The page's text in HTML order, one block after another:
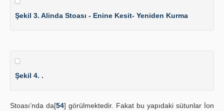
Şekil 3. Alinda Stoası - Enine Kesit- Yeniden Kurma
Şekil 4. .
Stoası’nda da[54] görülmektedir. Fakat bu yapıdaki sütunlar İon